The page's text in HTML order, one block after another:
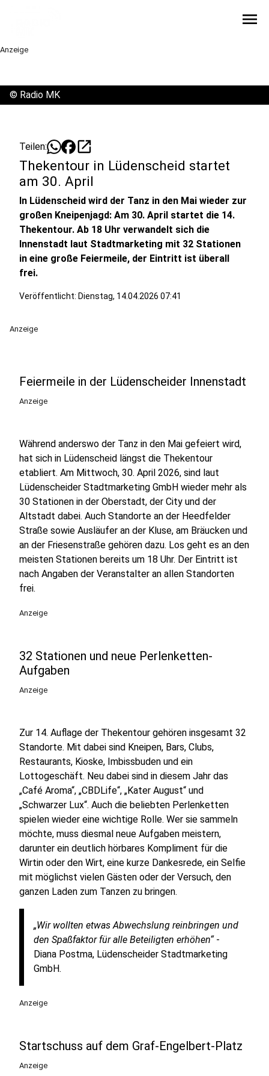
menu
Anzeige
© Radio MK
Teilen: open_in_new
Thekentour in Lüdenscheid startet
am 30. April
In Lüdenscheid wird der Tanz in den Mai wieder zur
großen Kneipenjagd: Am 30. April startet die 14.
Thekentour. Ab 18 Uhr verwandelt sich die
Innenstadt laut Stadtmarketing mit 32 Stationen
in eine große Feiermeile, der Eintritt ist überall
frei.
Veröffentlicht: Dienstag, 14.04.2026 07:41
Anzeige
Feiermeile in der Lüdenscheider Innenstadt
Anzeige
Während anderswo der Tanz in den Mai gefeiert wird,
hat sich in Lüdenscheid längst die Thekentour
etabliert. Am Mittwoch, 30. April 2026, sind laut
Lüdenscheider Stadtmarketing GmbH wieder mehr als
30 Stationen in der Oberstadt, der City und der
Altstadt dabei. Auch Standorte an der Heedfelder
Straße sowie Ausläufer an der Kluse, am Bräucken und
an der Friesenstraße gehören dazu. Los geht es an den
meisten Stationen bereits um 18 Uhr. Der Eintritt ist
nach Angaben der Veranstalter an allen Standorten
frei.
Anzeige
32 Stationen und neue Perlenketten-
Aufgaben
Anzeige
Zur 14. Auflage der Thekentour gehören insgesamt 32
Standorte. Mit dabei sind Kneipen, Bars, Clubs,
Restaurants, Kioske, Imbissbuden und ein
Lottogeschäft. Neu dabei sind in diesem Jahr das
„Café Aroma“, „CBDLife“, „Kater August“ und
„Schwarzer Lux“. Auch die beliebten Perlenketten
spielen wieder eine wichtige Rolle. Wer sie sammeln
möchte, muss diesmal neue Aufgaben meistern,
darunter ein deutlich hörbares Kompliment für die
Wirtin oder den Wirt, eine kurze Dankesrede, ein Selfie
mit möglichst vielen Gästen oder der Versuch, den
ganzen Laden zum Tanzen zu bringen.
„Wir wollten etwas Abwechslung reinbringen und
den Spaßfaktor für alle Beteiligten erhöhen“-
Diana Postma, Lüdenscheider Stadtmarketing
GmbH.
Anzeige
Startschuss auf dem Graf-Engelbert-Platz
Anzeige